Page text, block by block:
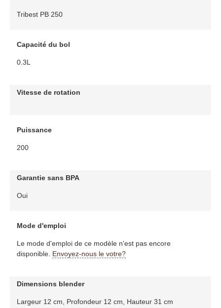
Tribest PB 250
Capacité du bol
0.3L
Vitesse de rotation
Puissance
200
Garantie sans BPA
Oui
Mode d'emploi
Le mode d'emploi de ce modèle n'est pas encore
disponible. Envoyez-nous le votre?
Dimensions blender
Largeur 12 cm, Profondeur 12 cm, Hauteur 31 cm